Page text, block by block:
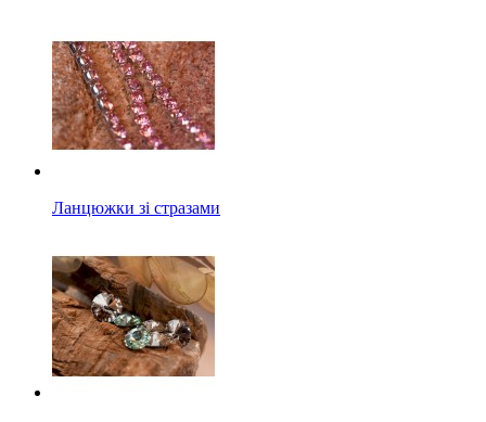
Ланцюжки зі стразами